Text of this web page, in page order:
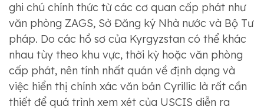
ghi chú chính thức từ các cơ quan cấp phát như
văn phòng ZAGS, Sở Đăng ký Nhà nước và Bộ Tư
pháp. Do các hồ sơ của Kyrgyzstan có thể khác
nhau tùy theo khu vực, thời kỳ hoặc văn phòng
cấp phát, nên tính nhất quán về định dạng và
việc hiển thị chính xác văn bản Cyrillic là rất cần
thiết để quá trình xem xét của USCIS diễn ra